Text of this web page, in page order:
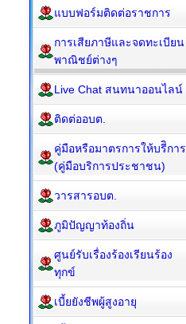
แบบฟอร์มติดต่อราชการ
การเสียภาษีและจดทะเบียน
พาณิชย์ต่างๆ
Live Chat สนทนาออนไลน์
ติดต่ออบต.
คู่มือหรือมาตรการให้บรีิการ
(คู่มือบริการประชาชน)
วารสารอบต.
ภูมิปัญญาท้องถิ่น
ศูนย์รับเรื่องร้องเรียนร้อง
ทุกข์
เบี้ยยังชีพผู้สูงอายุ